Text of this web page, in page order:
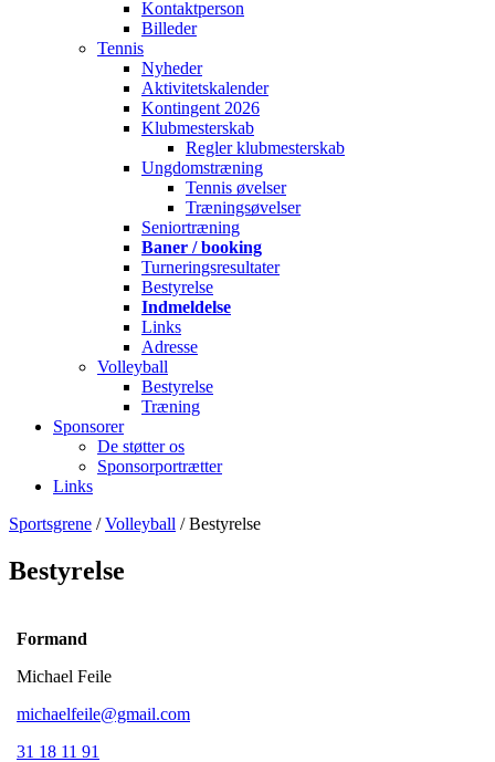
Kontaktperson
Billeder
Tennis
Nyheder
Aktivitetskalender
Kontingent 2026
Klubmesterskab
Regler klubmesterskab
Ungdomstræning
Tennis øvelser
Træningsøvelser
Seniortræning
Baner / booking
Turneringsresultater
Bestyrelse
Indmeldelse
Links
Adresse
Volleyball
Bestyrelse
Træning
Sponsorer
De støtter os
Sponsorportrætter
Links
Sportsgrene /Volleyball / Bestyrelse
Bestyrelse
Formand
Michael Feile
michaelfeile@gmail.com
31 18 11 91